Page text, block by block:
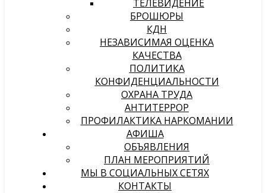
ТЕЛЕВИДЕНИЕ
БРОШЮРЫ
КДН
НЕЗАВИСИМАЯ ОЦЕНКА
КАЧЕСТВА
ПОЛИТИКА
КОНФИДЕНЦИАЛЬНОСТИ
ОХРАНА ТРУДА
АНТИТЕРРОР
ПРОФИЛАКТИКА НАРКОМАНИИ
АФИША
ОБЪЯВЛЕНИЯ
ПЛАН МЕРОПРИЯТИЙ
МЫ В СОЦИАЛЬНЫХ СЕТЯХ
КОНТАКТЫ